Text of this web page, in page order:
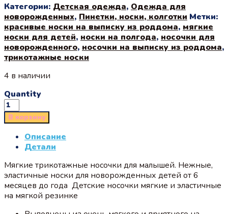
Категории: Детская одежда, Одежда для
новорожденных, Пинетки, носки, колготки Метки:
красивые носки на выписку из роддома, мягкие
носки для детей, носки на полгода, носочки для
новорожденного, носочки на выписку из роддома,
трикотажные носки
4 в наличии
Quantity
В корзину
Описание
Детали
Мягкие трикотажные носочки для малышей. Нежные,
эластичные носки для новорожденных детей от 6
месяцев до года Детские носочки мягкие и эластичные
на мягкой резинке